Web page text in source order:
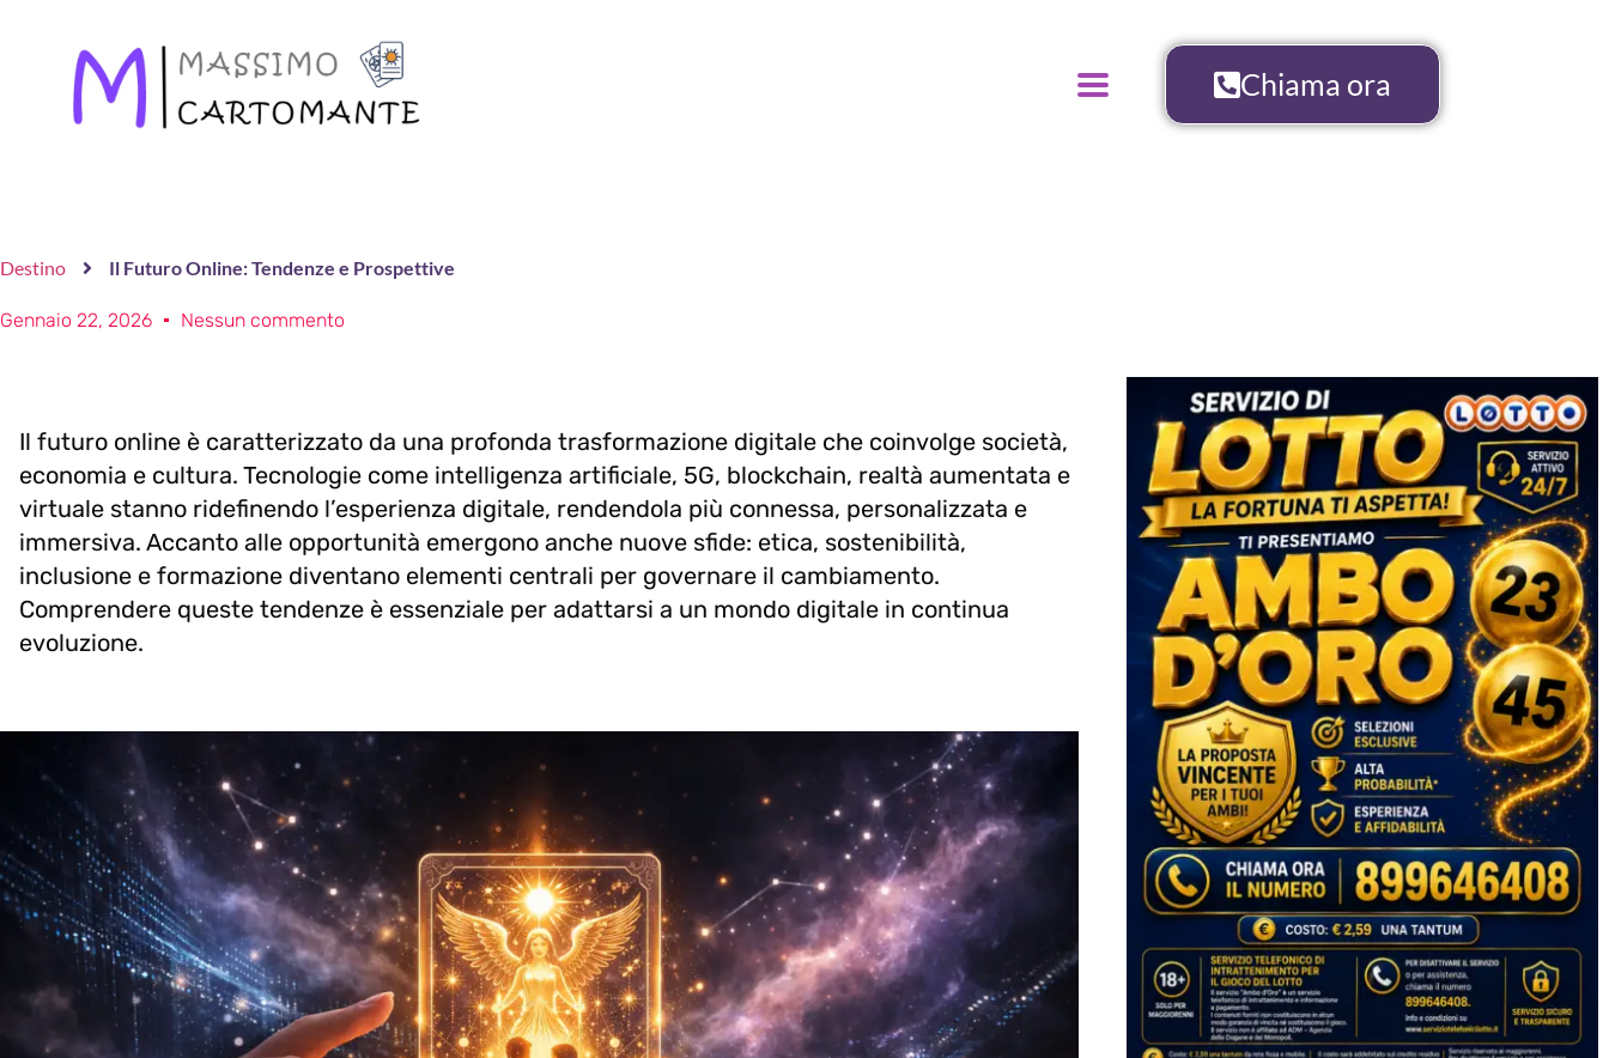
Chiama ora
Destino Il Futuro Online: Tendenze e Prospettive
Gennaio 22, 2026 Nessun commento
Il futuro online è caratterizzato da una profonda trasformazione digitale che coinvolge società,
economia e cultura. Tecnologie come intelligenza artificiale, 5G, blockchain, realtà aumentata e
virtuale stanno ridefinendo l’esperienza digitale, rendendola più connessa, personalizzata e
immersiva. Accanto alle opportunità emergono anche nuove sfide: etica, sostenibilità,
inclusione e formazione diventano elementi centrali per governare il cambiamento.
Comprendere queste tendenze è essenziale per adattarsi a un mondo digitale in continua
evoluzione.